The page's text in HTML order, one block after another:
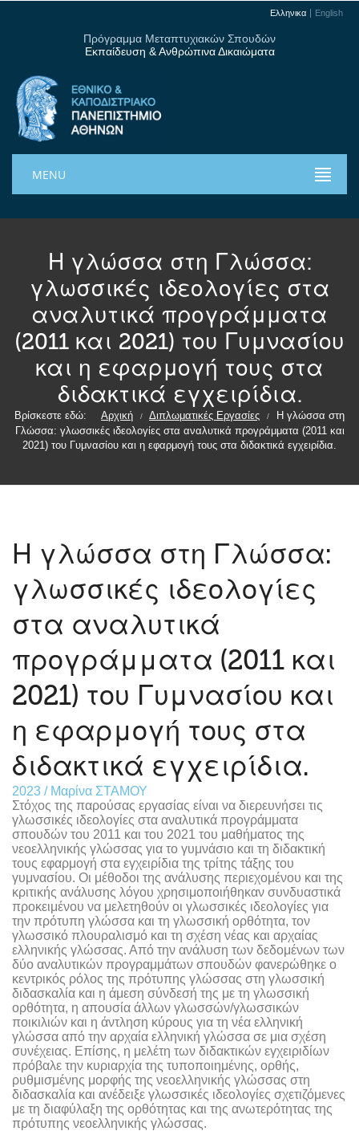
Ελληνικα English
Πρόγραμμα Μεταπτυχιακών Σπουδών
Εκπαίδευση & Ανθρώπινα Δικαιώματα
MENU
Η γλώσσα στη Γλώσσα:
γλωσσικές ιδεολογίες στα
αναλυτικά προγράμματα
(2011 και 2021) του Γυμνασίου
και η εφαρμογή τους στα
διδακτικά εγχειρίδια.
Βρίσκεστε εδώ: Αρχική / Διπλωματικές Εργασίες /
Η γλώσσα στη
Γλώσσα: γλωσσικές ιδεολογίες στα αναλυτικά προγράμματα (2011 και
2021) του Γυμνασίου και η εφαρμογή τους στα διδακτικά εγχειρίδια.
Η γλώσσα στη Γλώσσα:
γλωσσικές ιδεολογίες
στα αναλυτικά
προγράμματα (2011 και
2021) του Γυμνασίου και
η εφαρμογή τους στα
διδακτικά εγχειρίδια.
2023 / Μαρίνα ΣΤΑΜΟΥ
Στόχος της παρούσας εργασίας είναι να διερευνήσει τις
γλωσσικές ιδεολογίες στα αναλυτικά προγράμματα
σπουδών του 2011 και του 2021 του μαθήματος της
νεοελληνικής γλώσσας για το γυμνάσιο και τη διδακτική
τους εφαρμογή στα εγχειρίδια της τρίτης τάξης του
γυμνασίου. Οι μέθοδοι της ανάλυσης περιεχομένου και της
κριτικής ανάλυσης λόγου χρησιμοποιήθηκαν συνδυαστικά
προκειμένου να μελετηθούν οι γλωσσικές ιδεολογίες για
την πρότυπη γλώσσα και τη γλωσσική ορθότητα, τον
γλωσσικό πλουραλισμό και τη σχέση νέας και αρχαίας
ελληνικής γλώσσας. Από την ανάλυση των δεδομένων των
δύο αναλυτικών προγραμμάτων σπουδών φανερώθηκε ο
κεντρικός ρόλος της πρότυπης γλώσσας στη γλωσσική
διδασκαλία και η άμεση σύνδεσή της με τη γλωσσική
ορθότητα, η απουσία άλλων γλωσσών/γλωσσικών
ποικιλιών και η άντληση κύρους για τη νέα ελληνική
γλώσσα από την αρχαία ελληνική γλώσσα σε μια σχέση
συνέχειας. Επίσης, η μελέτη των διδακτικών εγχειριδίων
πρόβαλε την κυριαρχία της τυποποιημένης, ορθής,
ρυθμισμένης μορφής της νεοελληνικής γλώσσας στη
διδασκαλία και ανέδειξε γλωσσικές ιδεολογίες σχετιζόμενες
με τη διαφύλαξη της ορθότητας και της ανωτερότητας της
πρότυπης νεοελληνικής γλώσσας.